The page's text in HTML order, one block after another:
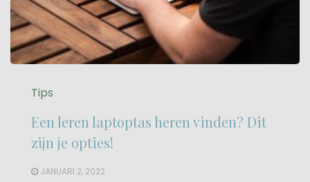
Tips
Een leren laptoptas heren vinden? Dit
zijn je opties!
JANUARI 2, 2022